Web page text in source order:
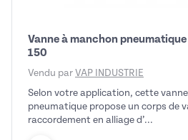
Vanne à manchon
150
Vendu par VAP INDUSTRIE
Selon votre application, cette
pneumatique propose un corps de
raccordement en alliage d’...